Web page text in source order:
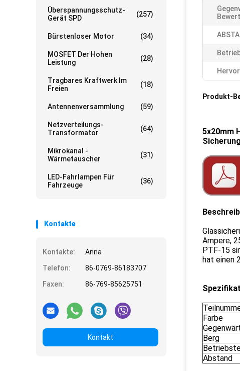
Überspannungsschutz-
Gerät SPD
(257)
Bürstenloser Motor (34)
MOSFET Der Hohen
Leistung
(28)
Tragbares Kraftwerk Im
Freien
(18)
Antennenversammlung (59)
Netzverteilungs-
Transformator
(64)
Mikrokanal -
Wärmetauscher
(31)
LED-Fahrlampen Für
Fahrzeuge
(36)
Kontakte
Kontakte:
Anna
Telefon:
86-0769-86183707
Faxen:
86-769-85625751
Kontakt
Produkt-
5x20mm
Ampere,
PTF-15
hat einen
Farbe
Berg
Abstand